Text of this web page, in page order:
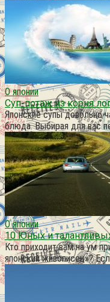
О японии
Суп-потаж из корня
Японские супы довольно
блюда. Выбирая для вас
О японии
10 Юных и
Кто приходит вам на ум
японский живописец»?